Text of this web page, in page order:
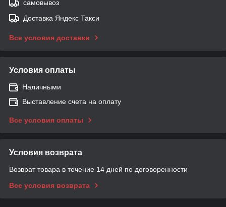
самовывоз
Доставка Яндекс Такси
Все условия доставки
Условия оплаты
Наличными
Выставление счета на оплату
Все условия оплаты
Условия возврата
Возврат товара в течение 14 дней по договоренности
Все условия возврата